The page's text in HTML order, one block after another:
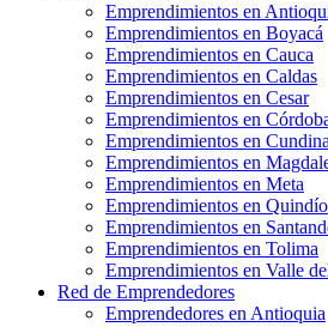
Emprendimientos en
Emprendimientos en Boyacá
Emprendimientos en Cauca
Emprendimientos en Caldas
Emprendimientos en Cesar
Emprendimientos en
Emprendimientos en
Emprendimientos en
Emprendimientos en Meta
Emprendimientos en Quindío
Emprendimientos en
Emprendimientos en Tolima
Emprendimientos en Valle
Red de Emprendedores
Emprendedores en Antioquia